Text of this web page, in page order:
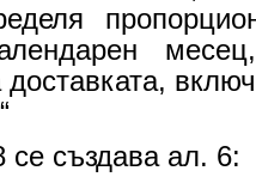
се създава ал. 6: